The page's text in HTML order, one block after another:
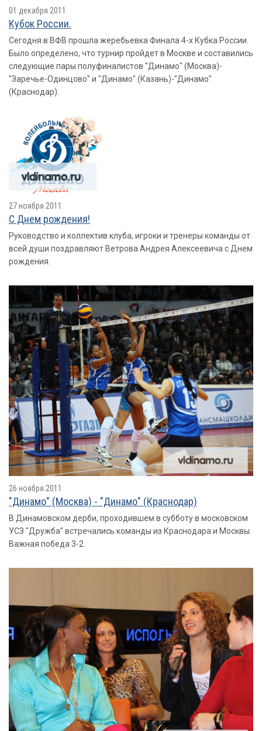
01 декабря 2011
Кубок России.
Сегодня в ВФВ прошла жеребьевка Финала 4-х Кубка России.
Было определено, что турнир пройдет в Москве и составились
следующие пары полуфиналистов "Динамо" (Москва)-
"Заречье-Одинцово" и "Динамо" (Казань)-"Динамо"
(Краснодар).
27 ноября 2011
С Днем рождения!
Руководство и коллектив клуба, игроки и тренеры команды от
всей души поздравляют Ветрова Андрея Алексеевича с Днем
рождения.
26 ноября 2011
"Динамо" (Москва) - "Динамо" (Краснодар)
В Динамовском дерби, проходившем в субботу в московском
УСЗ "Дружба" встречались команды из Краснодара и Москвы.
Важная победа 3-2.